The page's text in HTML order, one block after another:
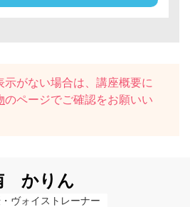
示がない場合は、講座概要に
のページでご確認をお願いい
かりん
ヴォイストレーナー